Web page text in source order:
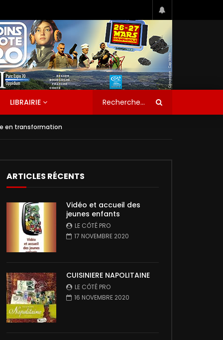
LIBRAIRIE
en transformation
ARTICLES RÉCENTS
Vidéo et accueil des
jeunes enfants
LE CÔTÉ PRO
17 NOVEMBRE 2020
CUISINIERE NAPOLITAINE
LE CÔTÉ PRO
16 NOVEMBRE 2020